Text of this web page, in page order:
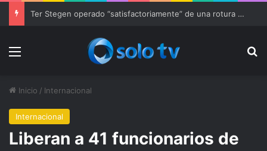
Ter Stegen operado “satisfactoriamente” de una rotura completa del tendón rotuliano
Menu
Inicio / Internacional
Internacional
Liberan a 41 funcionarios de